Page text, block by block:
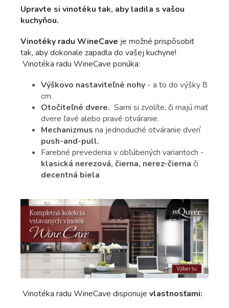
Upravte si vinotéku tak, aby ladila s vašou
kuchyňou.
Vinotéky radu WineCave je možné prispôsobiť
tak, aby dokonale zapadla do vašej kuchyne!
Vinotéka radu WineCave ponúka:
Výškovo nastaviteľné nohy - a to do výšky 8
cm.
Otočiteľné dvere. Sami si zvolíte, či majú mať
dvere ľavé alebo pravé otváranie.
Mechanizmus na jednoduché otváranie dverí
push-and-pull.
Farebné prevedenia v obľúbených variantoch -
klasická nerezová, čierna, nerez-čierna či
decentná biela
Vinotéka radu WineCave disponuje vlastnosťami: